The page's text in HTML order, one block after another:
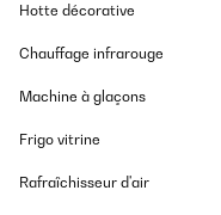
Hotte décorative
Chauffage infrarouge
Machine à glaçons
Frigo vitrine
Rafraîchisseur d'air